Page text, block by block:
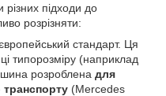
різних підходи до
розрізняти:
стандарт. Ця
типорозміру (наприклад
розроблена для
(Mercedes